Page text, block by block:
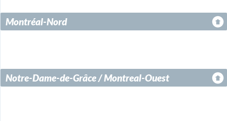
Montréal-Nord
Notre-Dame-de-Grâce / Montreal-Ouest